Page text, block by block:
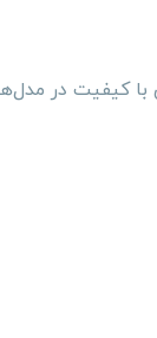
با کیفیت در